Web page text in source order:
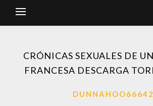
CRÓNICAS SEXUALES DE
FRANCESA DESCARGA
DUNNAHOO66642